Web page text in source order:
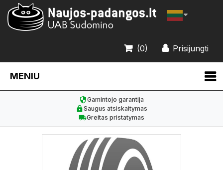
Prisijungti
(0)
MENIU
Gamintojo garantija
Saugus atsiskaitymas
Greitas pristatymas